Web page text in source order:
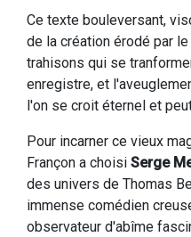
Ce texte bouleversant,
de la création érodé par
trahisons qui se
enregistre, et
l'on se croit éternel et
Pour incarner ce vieux
Françon a choisi Serge
des univers de Thomas
immense comédien
observateur d'abîme